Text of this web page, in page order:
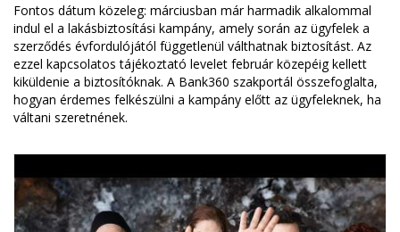
Fontos dátum közeleg: márciusban már harmadik alkalommal
indul el a lakásbiztosítási kampány, amely során az ügyfelek a
szerződés évfordulójától függetlenül válthatnak biztosítást. Az
ezzel kapcsolatos tájékoztató levelet február közepéig kellett
kiküldenie a biztosítóknak. A Bank360 szakportál összefoglalta,
hogyan érdemes felkészülni a kampány előtt az ügyfeleknek, ha
váltani szeretnének.